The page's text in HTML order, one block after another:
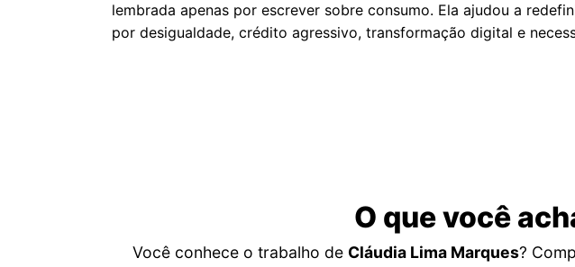
lembrada apenas por escrever sobre consumo. Ela ajudou a
por desigualdade, crédito agressivo, transformação digital e
O que você
Você conhece o trabalho de Cláudia Lima Marques?